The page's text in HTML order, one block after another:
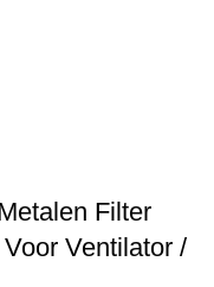
Filter
Ventilator /